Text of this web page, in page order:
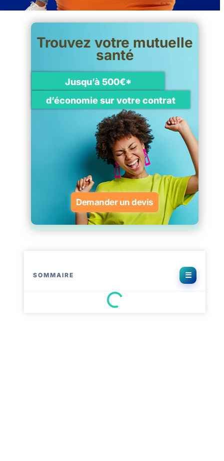
SOMMAIRE
Trouvez votre mutuelle
santé
Jusqu’à 500€*
d’économie sur votre contrat
Demander un devis